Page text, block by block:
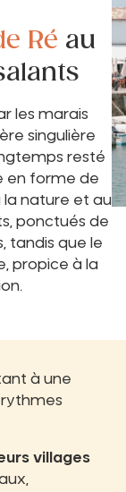
Ré au
les marais
singulière
resté
en forme de
la nature et au
ponctués de
tandis que le
propice à la
à une
rythmes
villages